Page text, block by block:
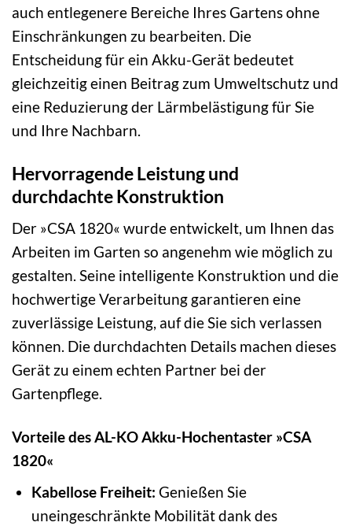
auch entlegenere Bereiche Ihres Gartens ohne
Einschränkungen zu bearbeiten. Die
Entscheidung für ein Akku-Gerät bedeutet
gleichzeitig einen Beitrag zum Umweltschutz und
eine Reduzierung der Lärmbelästigung für Sie
und Ihre Nachbarn.
Hervorragende Leistung und
durchdachte Konstruktion
Der »CSA 1820« wurde entwickelt, um Ihnen das
Arbeiten im Garten so angenehm wie möglich zu
gestalten. Seine intelligente Konstruktion und die
hochwertige Verarbeitung garantieren eine
zuverlässige Leistung, auf die Sie sich verlassen
können. Die durchdachten Details machen dieses
Gerät zu einem echten Partner bei der
Gartenpflege.
Vorteile des AL-KO Akku-Hochentaster »CSA
1820«
Kabellose Freiheit: Genießen Sie
uneingeschränkte Mobilität dank des